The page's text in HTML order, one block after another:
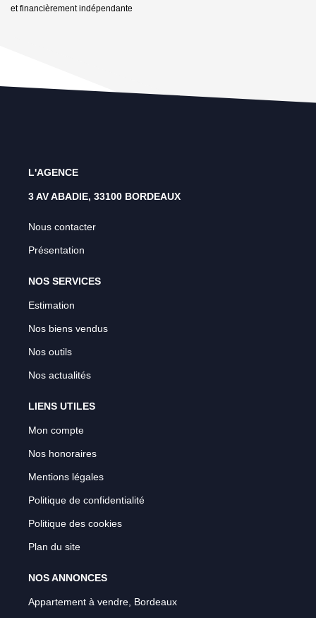
et financièrement indépendante
L'AGENCE
3 AV ABADIE, 33100 BORDEAUX
Nous contacter
Présentation
NOS SERVICES
Estimation
Nos biens vendus
Nos outils
Nos actualités
LIENS UTILES
Mon compte
Nos honoraires
Mentions légales
Politique de confidentialité
Politique des cookies
Plan du site
NOS ANNONCES
Appartement à vendre, Bordeaux